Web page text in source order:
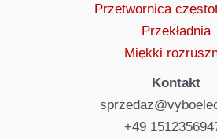
Przetwornica
Przekładnia
Miękki
Kontakt
+49